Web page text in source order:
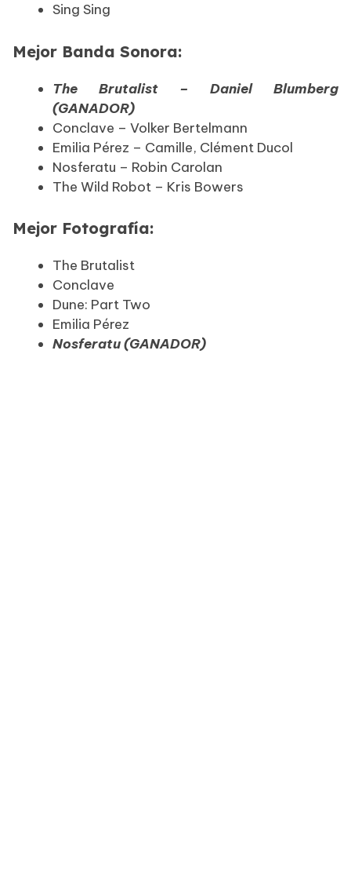
Sing Sing
Mejor Banda Sonora:
The Brutalist – Daniel Blumberg
(GANADOR)
Conclave – Volker Bertelmann
Emilia Pérez – Camille, Clément Ducol
Nosferatu – Robin Carolan
The Wild Robot – Kris Bowers
Mejor Fotografía:
The Brutalist
Conclave
Dune: Part Two
Emilia Pérez
Nosferatu (GANADOR)